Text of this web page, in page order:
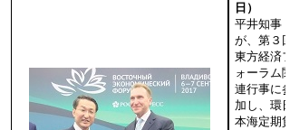
日）
平井知事
が、第３回
東方経済フ
ォーラム関
連行事に参
加し、環日
本海定期貨